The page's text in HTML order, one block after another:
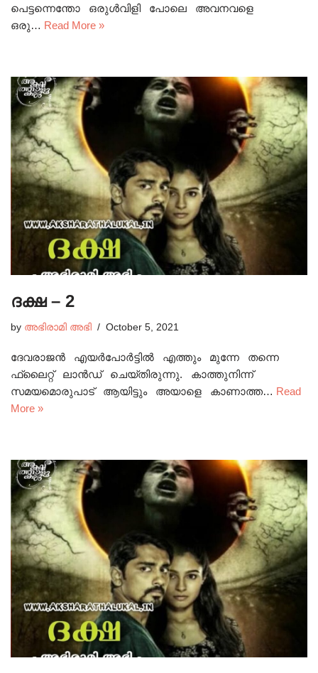
പെട്ടന്നെന്തോ ഒരുൾവിളി പോലെ അവനവളെ
ഒരു… Read More »
ദക്ഷ – 2
by അഭിരാമി അഭി October 5, 2021
ദേവരാജൻ എയർപോർട്ടിൽ എത്തും മുന്നേ തന്നെ
ഫ്ലൈറ്റ് ലാൻഡ് ചെയ്തിരുന്നു. കാത്തുനിന്ന്
സമയമൊരുപാട് ആയിട്ടും അയാളെ കാണാത്ത… Read
More »